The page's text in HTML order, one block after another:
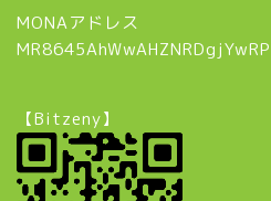
MONAアドレス
【Bitzeny】